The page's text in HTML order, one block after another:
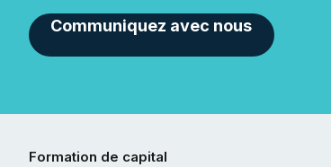
Communiquez avec nous
Formation de capital